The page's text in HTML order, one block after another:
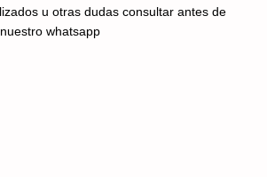
u otras dudas consultar antes de
whatsapp